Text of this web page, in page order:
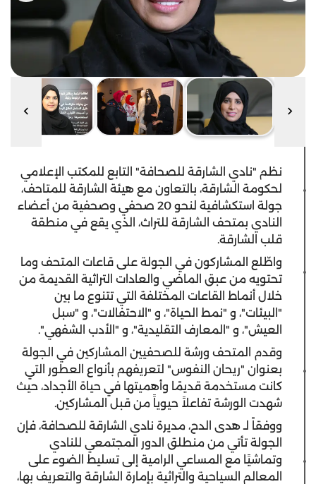
نظم "نادي الشارقة للصحافة" التابع للمكتب الإعلامي
لحكومة الشارقة، بالتعاون مع هيئة الشارقة للمتاحف،
جولة استكشافية لنحو 20 صحفي وصحفية من أعضاء
النادي بمتحف الشارقة للتراث، الذي يقع في منطقة
قلب الشارقة.
واطّلع المشاركون في الجولة على قاعات المتحف وما
تحتويه من عبق الماضي والعادات التراثية القديمة من
خلال أنماط القاعات المختلفة التي تتنوع ما بين
"البيئات"، و "نمط الحياة"، و "الاحتفالات"، و "سبل
العيش"، و "المعارف التقليدية"، و "الأدب الشفهي".
وقدم المتحف ورشة للصحفيين المشاركين في الجولة
بعنوان "ريحان النفوس" لتعريفهم بأنواع العطور التي
كانت مستخدمة قديمًا وأهميتها في حياة الأجداد، حيث
شهدت الورشة تفاعلاً حيوياً من قبل المشاركين.
ووفقاً لـ هدى الدح، مديرة نادي الشارقة للصحافة، فإن
الجولة تأتي من منطلق الدور المجتمعي للنادي
وتماشيًا مع المساعي الرامية إلى تسليط الضوء على
المعالم السياحية والتراثية بإمارة الشارقة والتعريف بها،